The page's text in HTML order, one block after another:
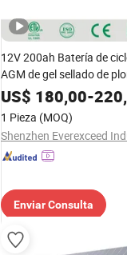
12V 200ah Batería de
AGM de gel sellado de
UPS, recargable de alta
larga vida, batería de
US$ 180,00-
1 Pieza (MOQ)
Enviar Consulta